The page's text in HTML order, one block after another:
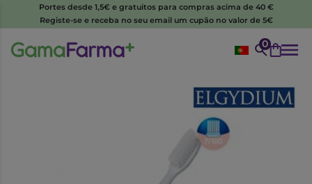
Portes desde 1,5€ e gratuitos para compras acima de 40 €
Registe-se e receba no seu email um cupão no valor de 5€
0